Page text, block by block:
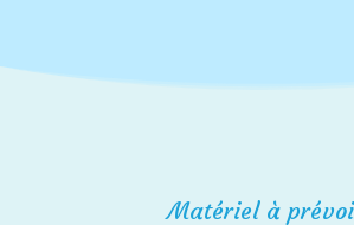
Matériel à